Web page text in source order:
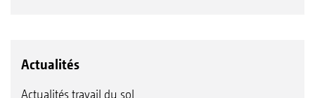
Actualités
Actualités travail du sol